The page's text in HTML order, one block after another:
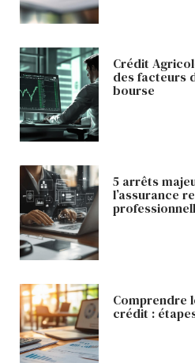
Crédit
des facteurs
bourse
5 arrêts
l’assurance
Comprendre
crédit :